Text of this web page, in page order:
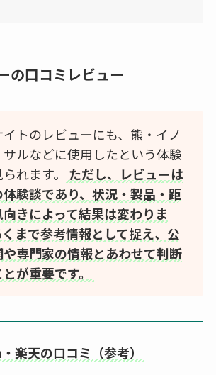
の口コミレビュー
トのレビューにも、熊・イノ
サルなどに使用したという体験
れます。
ただし、レビューは
験談であり、状況・製品・距
きによって結果は変わりま
まで参考情報として捉え、公
や専門家の情報とあわせて判断
が重要です。
楽天の口コミ（参考）